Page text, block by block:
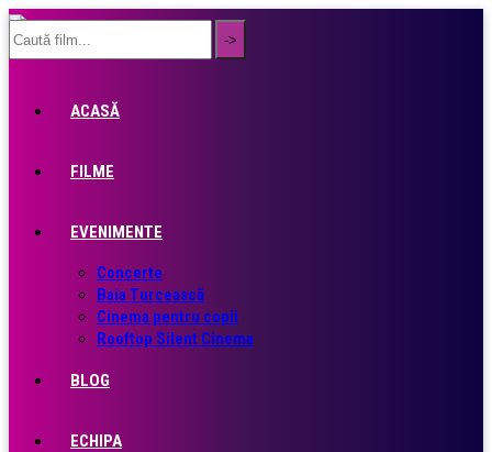
ACASĂ
FILME
EVENIMENTE
Concerte
Baia Turcească
Cinema pentru copii
Rooftop Silent Cinema
BLOG
ECHIPA